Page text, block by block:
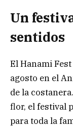
Un
sentidos
El Hanami
agosto en el
de la
flor, el festival
para toda la